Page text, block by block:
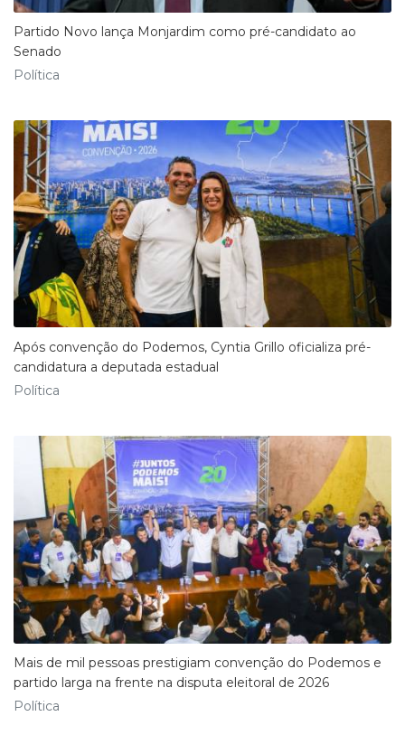
Partido Novo lança Monjardim como pré-candidato ao
Senado
Política
Após convenção do Podemos, Cyntia Grillo oficializa pré-
candidatura a deputada estadual
Política
Mais de mil pessoas prestigiam convenção do Podemos e
partido larga na frente na disputa eleitoral de 2026
Política